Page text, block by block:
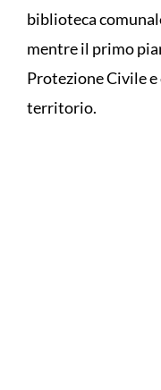
biblioteca
mentre il primo
Protezione Civile
territorio.